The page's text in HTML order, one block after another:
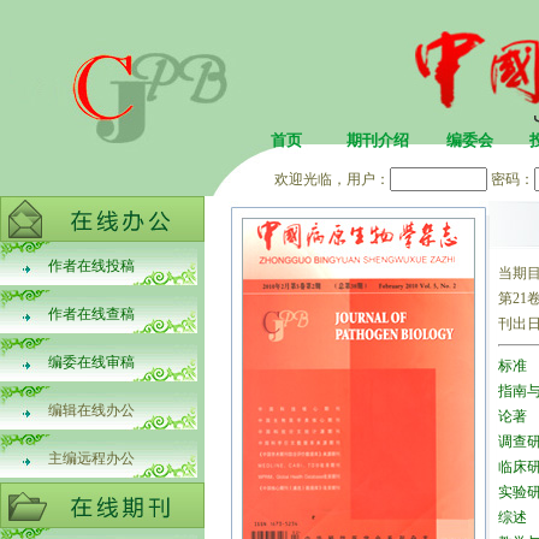
首页 期刊介绍 编委会
欢迎光临，用户： 密码：
作者在线投稿
作者在线查稿
编委在线审稿
编辑在线办公
主编远程办公
当期
第21
刊出
标准
指南
论著
调查
临床
实验
综述